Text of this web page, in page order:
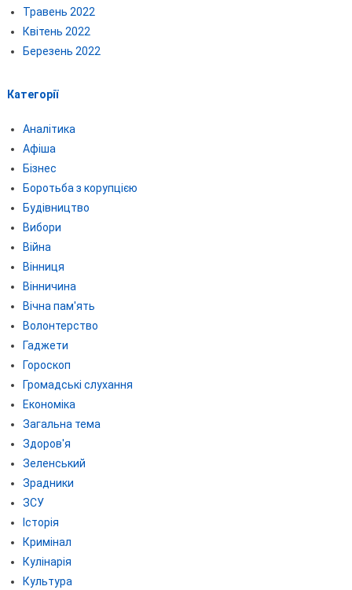
Травень 2022
Квітень 2022
Березень 2022
Категорії
Аналітика
Афіша
Бізнес
Боротьба з корупцією
Будівництво
Вибори
Війна
Вінниця
Вінничина
Вічна пам'ять
Волонтерство
Гаджети
Гороскоп
Громадські слухання
Економіка
Загальна тема
Здоров'я
Зеленський
Зрадники
ЗСУ
Історія
Кримінал
Кулінарія
Культура